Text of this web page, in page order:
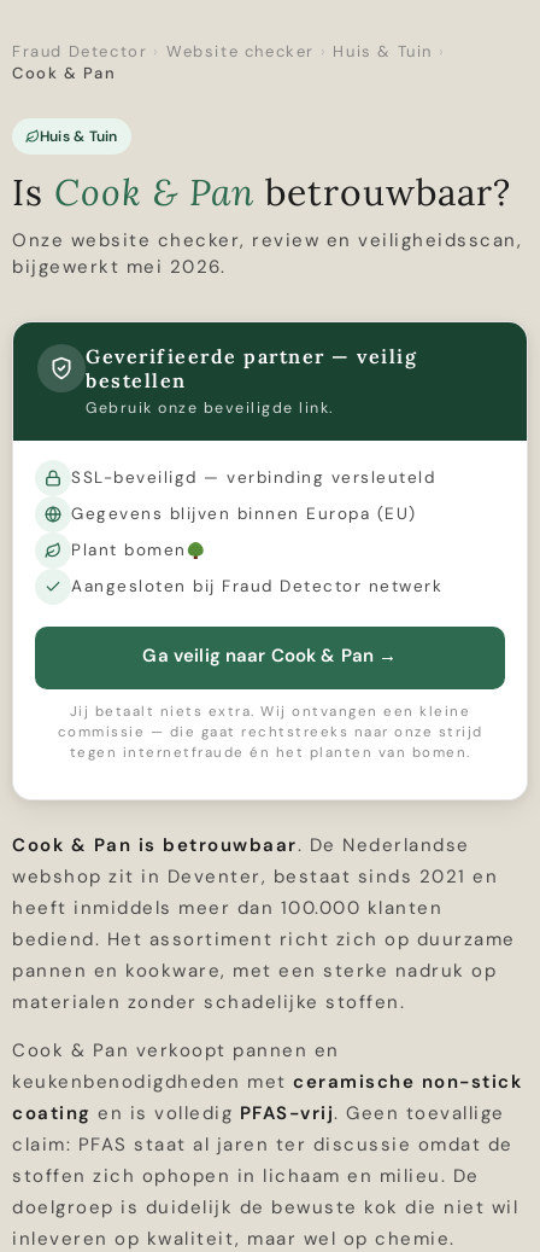
Fraud Detector › Website checker › Huis & Tuin ›
Cook & Pan
Huis & Tuin
Is Cook & Pan betrouwbaar?
Onze website checker, review en veiligheidsscan,
bijgewerkt mei 2026.
Geverifieerde partner — veilig
bestellen
Gebruik onze beveiligde link.
SSL-beveiligd — verbinding versleuteld
Gegevens blijven binnen Europa (EU)
Plant bomen
Aangesloten bij Fraud Detector netwerk
Ga veilig naar Cook & Pan →
Jij betaalt niets extra. Wij ontvangen een kleine
commissie — die gaat rechtstreeks naar onze strijd
tegen internetfraude én het planten van bomen.
Cook & Pan is betrouwbaar. De Nederlandse
webshop zit in Deventer, bestaat sinds 2021 en
heeft inmiddels meer dan 100.000 klanten
bediend. Het assortiment richt zich op duurzame
pannen en kookware, met een sterke nadruk op
materialen zonder schadelijke stoffen.
Cook & Pan verkoopt pannen en
keukenbenodigdheden met ceramische non-stick
coating en is volledig PFAS-vrij. Geen toevallige
claim: PFAS staat al jaren ter discussie omdat de
stoffen zich ophopen in lichaam en milieu. De
doelgroep is duidelijk de bewuste kok die niet wil
inleveren op kwaliteit, maar wel op chemie.